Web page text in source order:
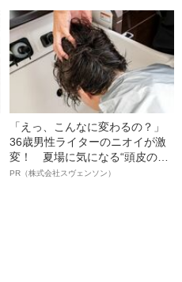
語る”《日本興収70億円突破》
「えっ、こんなに変わるの？」
36歳男性ライターのニオイが激
変！ 夏場に気になる“頭皮のニ
オイ”や“ベタつき”を解消す
PR（株式会社スヴェンソン）